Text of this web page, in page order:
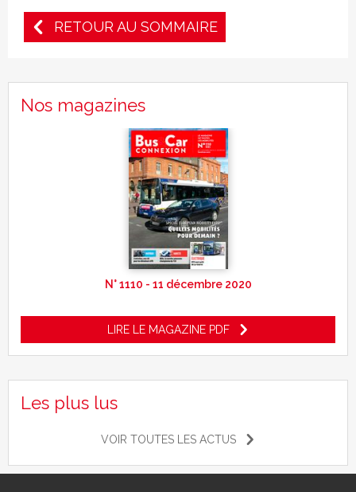
RETOUR AU SOMMAIRE
Nos magazines
N° 1110 - 11 décembre 2020
LIRE LE MAGAZINE PDF
Les plus lus
VOIR TOUTES LES ACTUS